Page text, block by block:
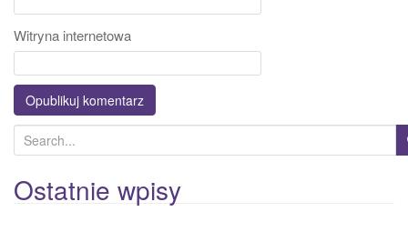
Witryna internetowa
e
a
r
Ostatnie wpisy